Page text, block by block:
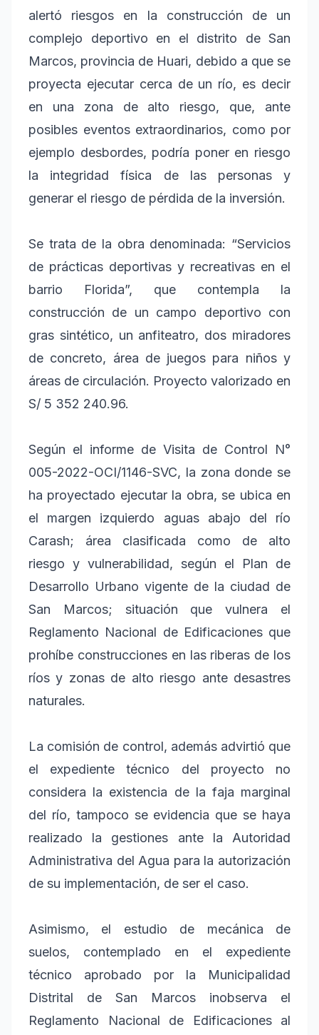
alertó riesgos en la construcción de un
complejo deportivo en el distrito de San
Marcos, provincia de Huari, debido a que se
proyecta ejecutar cerca de un río, es decir
en una zona de alto riesgo, que, ante
posibles eventos extraordinarios, como por
ejemplo desbordes, podría poner en riesgo
la integridad física de las personas y
generar el riesgo de pérdida de la inversión.
Se trata de la obra denominada: “Servicios
de prácticas deportivas y recreativas en el
barrio Florida”, que contempla la
construcción de un campo deportivo con
gras sintético, un anfiteatro, dos miradores
de concreto, área de juegos para niños y
áreas de circulación. Proyecto valorizado en
S/ 5 352 240.96.
Según el informe de Visita de Control N°
005-2022-OCI/1146-SVC, la zona donde se
ha proyectado ejecutar la obra, se ubica en
el margen izquierdo aguas abajo del río
Carash; área clasificada como de alto
riesgo y vulnerabilidad, según el Plan de
Desarrollo Urbano vigente de la ciudad de
San Marcos; situación que vulnera el
Reglamento Nacional de Edificaciones que
prohíbe construcciones en las riberas de los
ríos y zonas de alto riesgo ante desastres
naturales.
La comisión de control, además advirtió que
el expediente técnico del proyecto no
considera la existencia de la faja marginal
del río, tampoco se evidencia que se haya
realizado la gestiones ante la Autoridad
Administrativa del Agua para la autorización
de su implementación, de ser el caso.
Asimismo, el estudio de mecánica de
suelos, contemplado en el expediente
técnico aprobado por la Municipalidad
Distrital de San Marcos inobserva el
Reglamento Nacional de Edificaciones al